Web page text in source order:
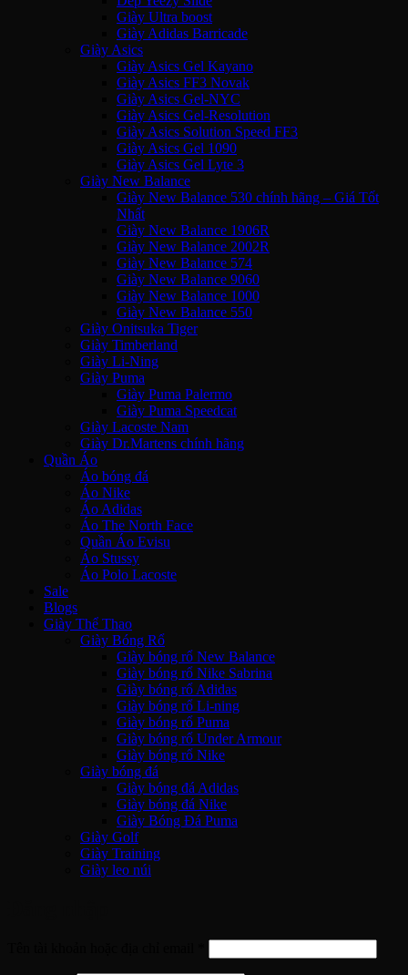
Giày Ultra boost
Giày Adidas Barricade
Giày Asics
Giày Asics Gel Kayano
Giày Asics FF3 Novak
Giày Asics Gel-NYC
Giày Asics Gel-Resolution
Giày Asics Solution Speed FF3
Giày Asics Gel 1090
Giày Asics Gel Lyte 3
Giày New Balance
Giày New Balance 530 chính hãng – Giá Tốt
Nhất
Giày New Balance 1906R
Giày New Balance 2002R
Giày New Balance 574
Giày New Balance 9060
Giày New Balance 1000
Giày New Balance 550
Giày Onitsuka Tiger
Giày Timberland
Giày Li-Ning
Giày Puma
Giày Puma Palermo
Giày Puma Speedcat
Giày Lacoste Nam
Giày Dr.Martens chính hãng
Quần Áo
Áo bóng đá
Áo Nike
Áo Adidas
Áo The North Face
Quần Áo Evisu
Áo Stussy
Áo Polo Lacoste
Sale
Blogs
Giày Thể Thao
Giày Bóng Rổ
Giày bóng rổ New Balance
Giày bóng rổ Nike Sabrina
Giày bóng rổ Adidas
Giày bóng rổ Li-ning
Giày bóng rổ Puma
Giày bóng rổ Under Armour
Giày bóng rổ Nike
Giày bóng đá
Giày bóng đá Adidas
Giày bóng đá Nike
Giày Bóng Đá Puma
Giày Golf
Giày Training
Giày leo núi
buộc